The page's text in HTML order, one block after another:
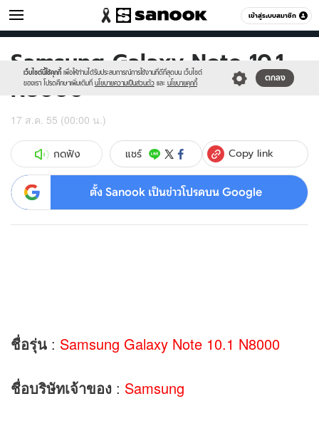
เข้าสู่ระบบสมาชิก
ไอที หมวดอื่นๆ
เว็บไซต์นี้ใช้คุกกี้ เพื่อให้ท่านได้รับประสบการณ์การใช้งานที่ดีที่สุดบน เว็บไซต์
ของเรา โปรดศึกษาเพิ่มเติมที่ นโยบายความเป็นส่วนตัว และ นโยบายคุกกี้
ตกลง
Sanook
//s.isanook.com/sr/0/images/logo-
new-
sanook.png
600
60
Samsung Galaxy Note 10.1
N8000
17 ส.ค. 55 (00:00 น.)
กดฟัง แชร์ Copy link
ตั้ง Sanook เป็นข่าวโปรดบน Google
ชื่อรุ่น : Samsung Galaxy Note 10.1 N8000
ชื่อบริษัทเจ้าของ : Samsung